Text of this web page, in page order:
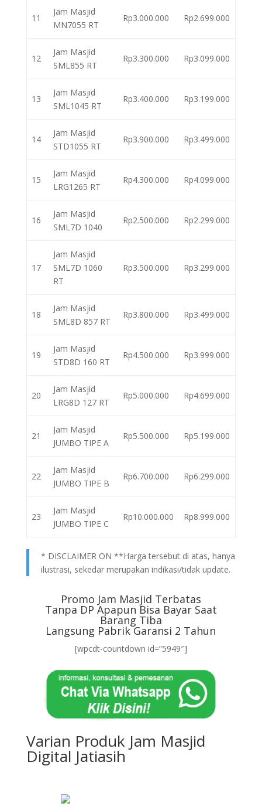
11
Jam Masjid
MN7055 RT
Rp3.000.000 Rp2.699.000
12
Jam Masjid
SML855 RT
Rp3.300.000 Rp3.099.000
13
Jam Masjid
SML1045 RT
Rp3.400.000 Rp3.199.000
14
Jam Masjid
STD1055 RT
Rp3.900.000 Rp3.499.000
15
Jam Masjid
LRG1265 RT
Rp4.300.000 Rp4.099.000
16
Jam Masjid
SML7D 1040
Rp2.500.000 Rp2.299.000
17
Jam Masjid
SML7D 1060
RT
Rp3.500.000 Rp3.299.000
18
Jam Masjid
SML8D 857 RT
Rp3.800.000 Rp3.499.000
19
Jam Masjid
STD8D 160 RT
Rp4.500.000 Rp3.999.000
20
Jam Masjid
LRG8D 127 RT
Rp5.000.000 Rp4.699.000
21
Jam Masjid
JUMBO TIPE A
Rp5.500.000 Rp5.199.000
22
Jam Masjid
JUMBO TIPE B
Rp6.700.000 Rp6.299.000
23
Jam Masjid
JUMBO TIPE C
Rp10.000.000 Rp8.999.000
* DISCLAIMER ON **Harga tersebut di atas, hanya
ilustrasi, sekedar merupakan indikasi/tidak update.
Promo Jam Masjid Terbatas
Tanpa DP Apapun Bisa Bayar Saat
Barang Tiba
Langsung Pabrik Garansi 2 Tahun
[wpcdt-countdown id=”5949″]
Varian Produk Jam Masjid
Digital Jatiasih